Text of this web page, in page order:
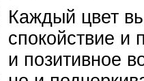
Каждый цвет
спокойствие и
и позитивное